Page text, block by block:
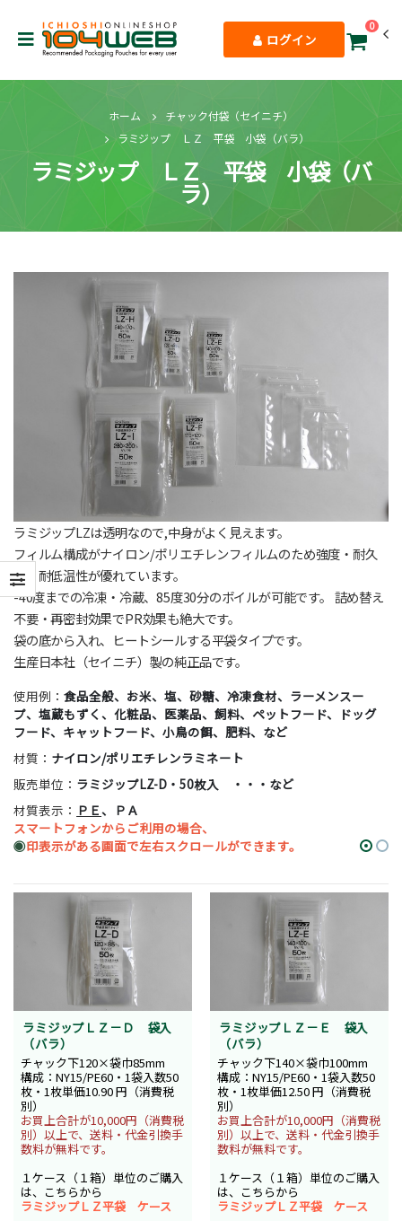
ログイン
0
ホーム
チャック付袋（セイニチ）
ラミジップ ＬＺ 平袋 小袋（バラ）
ラミジップ ＬＺ 平袋 小袋（バ
ラ）
ラミジップLZは透明なので,中身がよく見えます。
フィルム構成がナイロン/ポリエチレンフィルムのため強度・耐久
性・耐低温性が優れています。
-40度までの冷凍・冷蔵、85度30分のボイルが可能です。 詰め替え
不要・再密封効果でPR効果も絶大です。
袋の底から入れ、ヒートシールする平袋タイプです。
生産日本社（セイニチ）製の純正品です。
使用例：食品全般、お米、塩、砂糖、冷凍食材、ラーメンスー
プ、塩蔵もずく、化粧品、医薬品、飼料、ペットフード、ドッグ
フード、キャットフード、小鳥の餌、肥料、など
材質： ナイロン/ポリエチレンラミネート
販売単位： ラミジップLZ-D・50枚入 ・・・など
材質表示： ＰＥ、ＰＡ
スマートフォンからご利用の場合、
◉印表示がある画面で左右スクロールができます。
ラミジップＬＺ－Ｄ 袋入
（バラ）
チャック下120×袋巾85mm
構成：NY15/PE60・1袋入数50
枚・1枚単価10.90 円（消費税
別）
お買上合計が10,000円（消費税
別）以上で、送料・代金引換手
数料が無料です。
１ケース（１箱）単位のご購入
は、こちらから
ラミジップＬＺ平袋 ケース
ラミジップＬＺ－Ｅ 袋入
（バラ）
チャック下140×袋巾100mm
構成：NY15/PE60・1袋入数50
枚・1枚単価12.50 円（消費税
別）
お買上合計が10,000円（消費税
別）以上で、送料・代金引換手
数料が無料です。
１ケース（１箱）単位のご購入
は、こちらから
ラミジップＬＺ平袋 ケース